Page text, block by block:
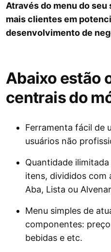
Através do menu do
mais clientes em
desenvolvimento de
Abaixo estão
centrais do
Ferramenta fácil de
usuários não
Quantidade
itens, divididos com
Aba, Lista ou
Menu simples de
componentes:
bebidas e etc.